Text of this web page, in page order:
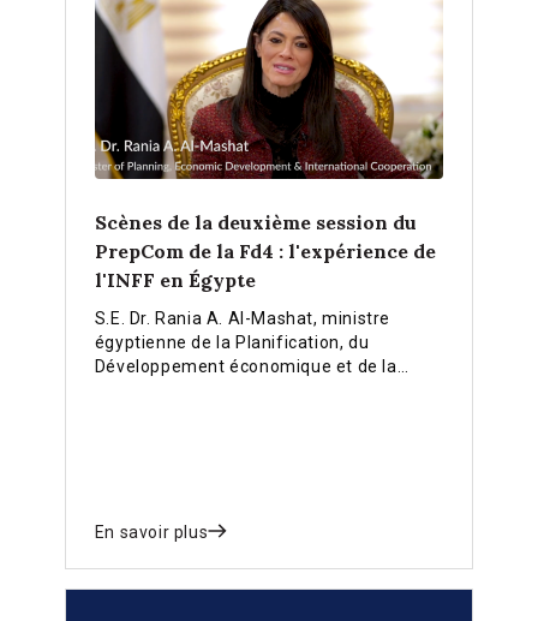
Scènes de la deuxième session du
PrepCom de la Fd4 : l'expérience de
l'INFF en Égypte
S.E. Dr. Rania A. Al-Mashat, ministre
égyptienne de la Planification, du
Développement économique et de la
En savoir plus